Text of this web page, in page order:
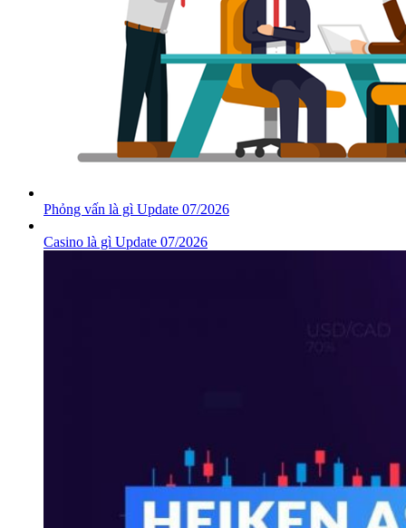
Phỏng vấn là gì Update 07/2026
Casino là gì Update 07/2026